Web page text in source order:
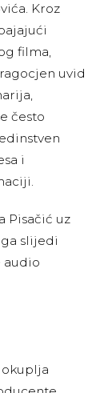
Kroz
filma,
uvid
često
i
Pisačić uz
slijedi
audio